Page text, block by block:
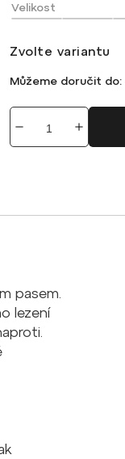
Velikost
Zvolte variantu
Můžeme doručit do:
pasem.
lezení